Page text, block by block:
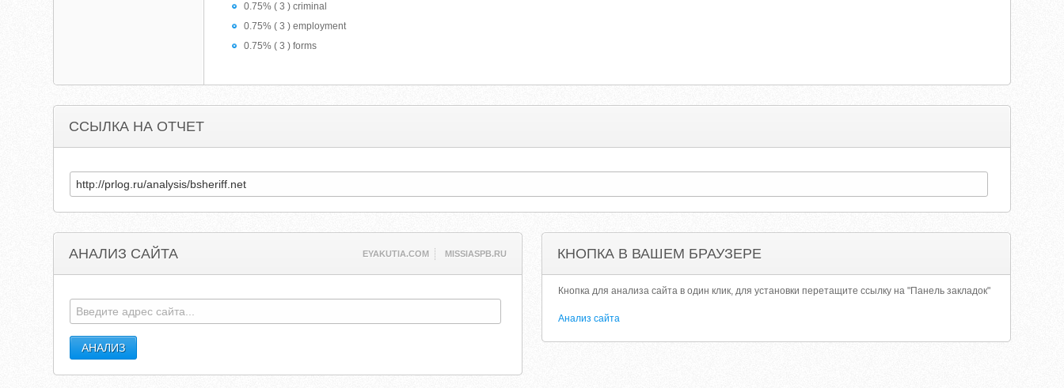
0.75% ( 3 ) criminal
0.75% ( 3 ) employment
0.75% ( 3 ) forms
ССЫЛКА НА ОТЧЕТ
АНАЛИЗ САЙТА EYAKUTIA.COM MISSIASPB.RU КНОПКА В ВАШЕМ БРАУЗЕРЕ
Кнопка для анализа сайта в один клик, для установки перетащите ссылку на "Панель закладок"
Анализ сайта